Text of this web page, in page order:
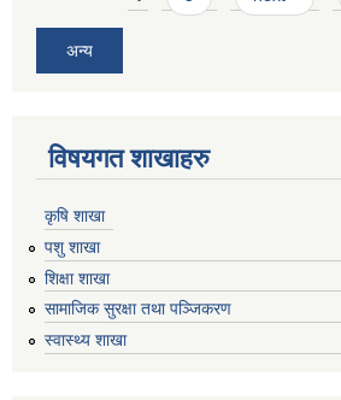
अन्य
विषयगत शाखाहरु
कृषि शाखा
पशु शाखा
शिक्षा शाखा
सामाजिक सुरक्षा तथा पञ्जिकरण
स्वास्थ्य शाखा